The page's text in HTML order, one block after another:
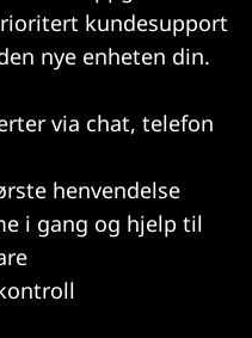
kundesupport
nye enheten din.
via chat, telefon
henvendelse
i gang og hjelp til